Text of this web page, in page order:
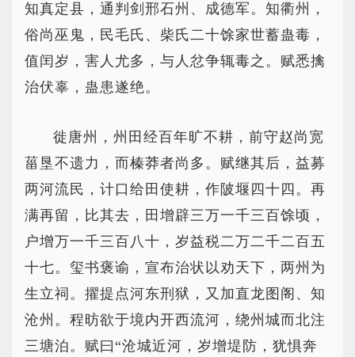
知真定县，通判剑邢石州、成德军。知衢州，
俗尚巫鬼，民毛氏、柴氏二十馀家世蓄蛊毒，
值闰岁，害人尤多，与人忿争辄毒之。赋悉擒
治伏辜，蛊患遂绝。
徙唐州，州田经百年旷不耕，前守赵尚宽
菑垦不遗力，而榛莽者尚多。赋继其后，益募
两河流民，计口给田使耕，作陂堰四十四。再
满再留，比其去，田增辟三万一千三百馀顷，
户增万一千三百八十，岁益税二万二千二百五
十七。玺书褒谕，宣布治状以劝天下，两州为
生立祠。擢提点河东刑狱，又加直龙图阁、知
沧州。程昉欲于境内开西流河，绕州城而北注
三塘泊。赋曰“沧城近河，岁增堤防，犹惧奔